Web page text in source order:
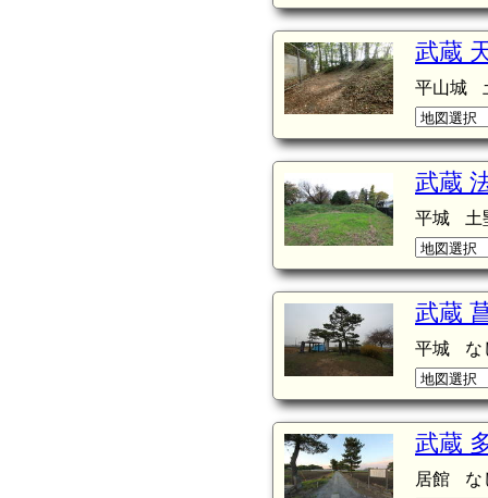
武蔵
平山城
武蔵
平城 土
武蔵
平城 な
武蔵
居館 な